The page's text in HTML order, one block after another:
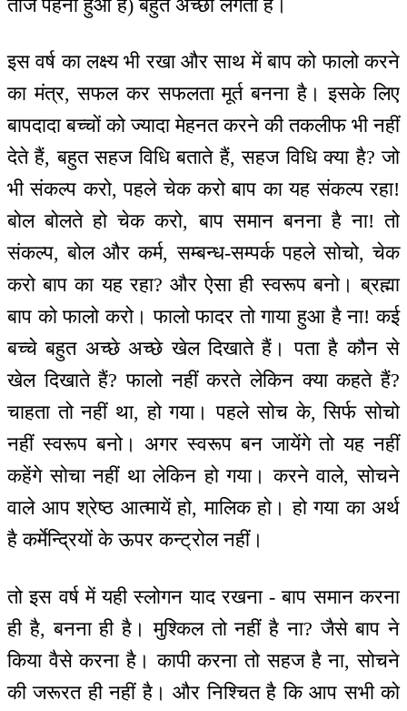
ताज पहना हुआ है) बहुत अच्छा लगता है।
इस वर्ष का लक्ष्य भी रखा और साथ में बाप को फालो करने
का मंत्र, सफल कर सफलता मूर्त बनना है। इसके लिए
बापदादा बच्चों को ज्यादा मेहनत करने की तकलीफ भी नहीं
देते हैं, बहुत सहज विधि बताते हैं, सहज विधि क्या है? जो
भी संकल्प करो, पहले चेक करो बाप का यह संकल्प रहा!
बोल बोलते हो चेक करो, बाप समान बनना है ना! तो
संकल्प, बोल और कर्म, सम्बन्ध-सम्पर्क पहले सोचो, चेक
करो बाप का यह रहा? और ऐसा ही स्वरूप बनो। ब्रह्मा
बाप को फालो करो। फालो फादर तो गाया हुआ है ना! कई
बच्चे बहुत अच्छे अच्छे खेल दिखाते हैं। पता है कौन से
खेल दिखाते हैं? फालो नहीं करते लेकिन क्या कहते हैं?
चाहता तो नहीं था, हो गया। पहले सोच के, सिर्फ सोचो
नहीं स्वरूप बनो। अगर स्वरूप बन जायेंगे तो यह नहीं
कहेंगे सोचा नहीं था लेकिन हो गया। करने वाले, सोचने
वाले आप श्रेष्ठ आत्मायें हो, मालिक हो। हो गया का अर्थ
है कर्मेन्द्रियों के ऊपर कन्ट्रोल नहीं।
तो इस वर्ष में यही स्लोगन याद रखना - बाप समान करना
ही है, बनना ही है। मुश्किल तो नहीं है ना? जैसे बाप ने
किया वैसे करना है। कापी करना तो सहज है ना, सोचने
की जरूरत ही नहीं है। और निश्चित है कि आप सभी को